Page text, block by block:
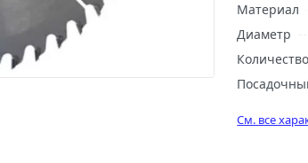
Материал
Диаметр
См. все